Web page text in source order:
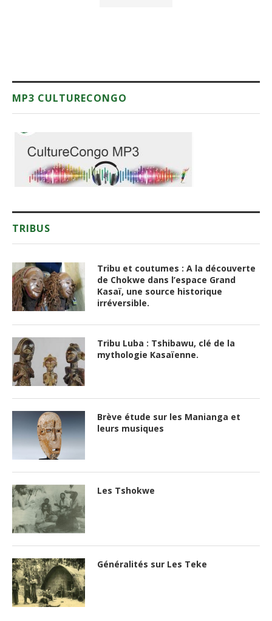
MP3 CULTURECONGO
TRIBUS
Tribu et coutumes : A la découverte
de Chokwe dans l’espace Grand
Kasaï, une source historique
irréversible.
Tribu Luba : Tshibawu, clé de la
mythologie Kasaïenne.
Brève étude sur les Manianga et
leurs musiques
Les Tshokwe
Généralités sur Les Teke